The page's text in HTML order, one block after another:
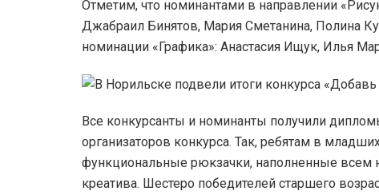
Отметим, что номинантами в направлении
Джабраил Бинятов, Мария Сметанина, Полина
номинации «Графика»: Анастасия Ищук, Илья
Все конкурсанты и номинанты получили
организаторов конкурса. Так, ребятам в
функциональные рюкзачки, наполненные всем
креатива. Шестеро победителей старшего